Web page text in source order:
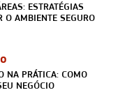
ESTRATÉGIAS
O AMBIENTE SEGURO
NA PRÁTICA: COMO
NEGÓCIO